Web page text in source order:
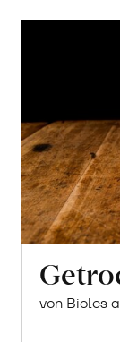
von Bioles